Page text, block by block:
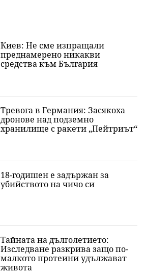
Киев: Не сме изпращали
преднамерено никакви
средства към България
Тревога в Германия: Засякоха
дронове над подземно
хранилище с ракети „Пейтриът“
18-годишен е задържан за
убийството на чичо си
Тайната на дълголетието:
Изследване разкрива защо по-
малкото протеини удължават
живота